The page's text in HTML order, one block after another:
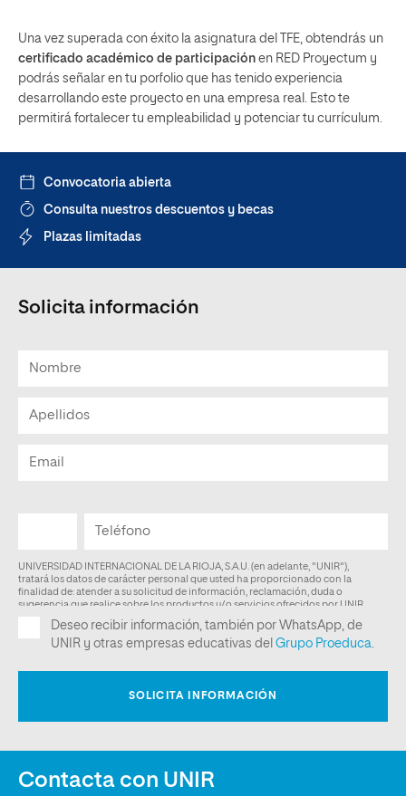
Una vez superada con éxito la asignatura del TFE, obtendrás un
certificado académico de participación en RED Proyectum y
podrás señalar en tu porfolio que has tenido experiencia
desarrollando este proyecto en una empresa real. Esto te
permitirá fortalecer tu empleabilidad y potenciar tu currículum.
Convocatoria abierta
Consulta nuestros descuentos y becas
Plazas limitadas
Solicita información
Contacta con UNIR